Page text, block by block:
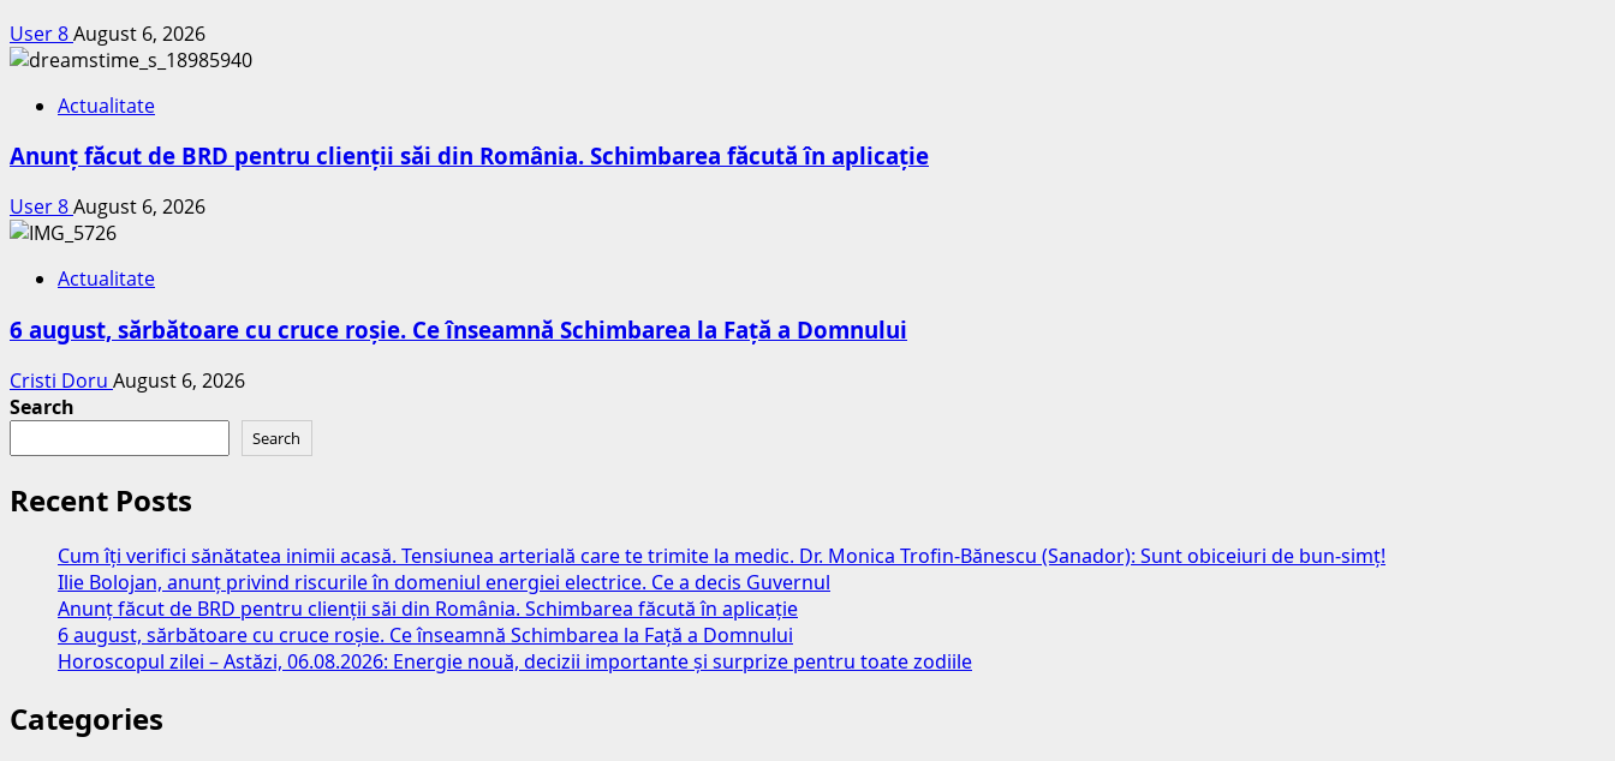
User 8August 6, 2026
Actualitate
Anunț făcut de BRD pentru clienții săi din România. Schimbarea făcută în aplicație
User 8August 6, 2026
Actualitate
6 august, sărbătoare cu cruce roșie. Ce înseamnă Schimbarea la Față a Domnului
Cristi Doru August 6, 2026
Search
Search
Recent Posts
Cum îți verifici sănătatea inimii acasă. Tensiunea arterială care te trimite la medic. Dr. Monica Trofin-Bănescu (Sanador): Sunt obiceiuri de bun-simț!
Ilie Bolojan, anunț privind riscurile în domeniul energiei electrice. Ce a decis Guvernul
Anunț făcut de BRD pentru clienții săi din România. Schimbarea făcută în aplicație
6 august, sărbătoare cu cruce roșie. Ce înseamnă Schimbarea la Față a Domnului
Horoscopul zilei – Astăzi, 06.08.2026: Energie nouă, decizii importante și surprize pentru toate zodiile
Categories